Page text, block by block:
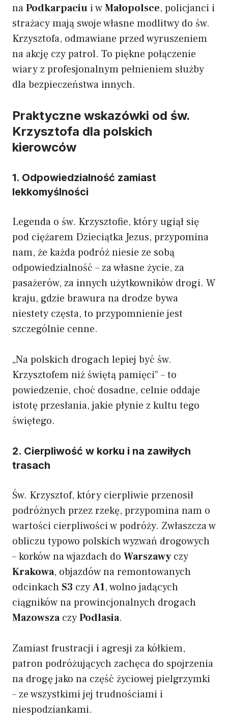
naPodkarpaciu i wMałopolsce, policjanci i
strażacy mają swoje własne modlitwy do św.
Krzysztofa, odmawiane przed wyruszeniem
na akcję czy patrol. To piękne połączenie
wiary z profesjonalnym pełnieniem służby
dla bezpieczeństwa innych.
Praktyczne wskazówki od św.
Krzysztofa dla polskich
kierowców
1. Odpowiedzialność zamiast
lekkomyślności
Legenda o św. Krzysztofie, który ugiął się
pod ciężarem Dzieciątka Jezus, przypomina
nam, że każda podróż niesie ze sobą
odpowiedzialność – za własne życie, za
pasażerów, za innych użytkowników drogi. W
kraju, gdzie brawura na drodze bywa
niestety częsta, to przypomnienie jest
szczególnie cenne.
„Na polskich drogach lepiej być św.
Krzysztofem niż świętą pamięci” – to
powiedzenie, choć dosadne, celnie oddaje
istotę przesłania, jakie płynie z kultu tego
świętego.
2. Cierpliwość w korku i na zawiłych
trasach
Św. Krzysztof, który cierpliwie przenosił
podróżnych przez rzekę, przypomina nam o
wartości cierpliwości w podróży. Zwłaszcza w
obliczu typowo polskich wyzwań drogowych
– korków na wjazdach do Warszawyczy
Krakowa, objazdów na remontowanych
odcinkach S3 czyA1, wolno jadących
ciągników na prowincjonalnych drogach
MazowszaczyPodlasia.
Zamiast frustracji i agresji za kółkiem,
patron podróżujących zachęca do spojrzenia
na drogę jako na część życiowej pielgrzymki
– ze wszystkimi jej trudnościami i
niespodziankami.